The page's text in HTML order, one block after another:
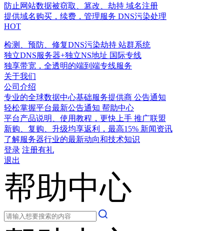
防止网站数据被窃取、篡改、劫持 域名注册
提供域名购买，续费，管理服务 DNS污染处理
HOT
检测、预防、修复DNS污染劫持 站群系统
独立DNS服务器+独立NS地址 国际专线
独享带宽，全透明的端到端专线服务
关于我们
公司介绍
专业的全球数据中心基础服务提供商 公告通知
轻松掌握平台最新公告通知 帮助中心
平台产品说明、使用教程，更快上手 推广联盟
新购、复购、升级均享返利，最高15% 新闻资讯
了解服务器行业的最新动向和技术知识
登录 注册有礼
退出
帮助中心